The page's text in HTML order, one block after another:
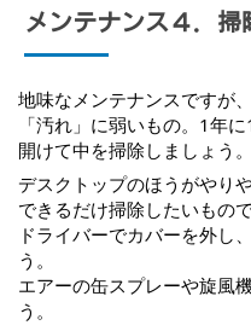
メンテナンス４．掃
地味なメンテナンスですが
「汚れ」に弱いもの。1年
開けて中を掃除しましょう。
デスクトップのほうがやり
できるだけ掃除したいもので
ドライバーでカバーを外し
う。
エアーの缶スプレーや旋風
う。